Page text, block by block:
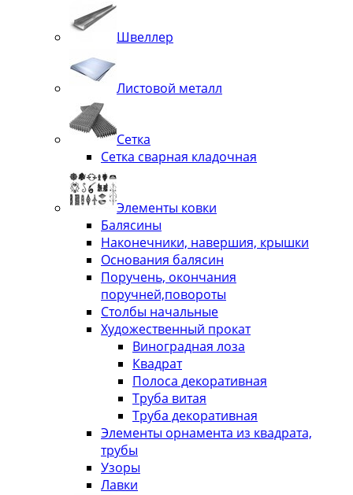
Швеллер
Листовой металл
Сетка
Сетка сварная кладочная
Элементы ковки
Балясины
Наконечники, навершия, крышки
Основания балясин
Поручень, окончания
поручней,повороты
Столбы начальные
Художественный прокат
Виноградная лоза
Квадрат
Полоса декоративная
Труба витая
Труба декоративная
Элементы орнамента из квадрата,
трубы
Узоры
Лавки